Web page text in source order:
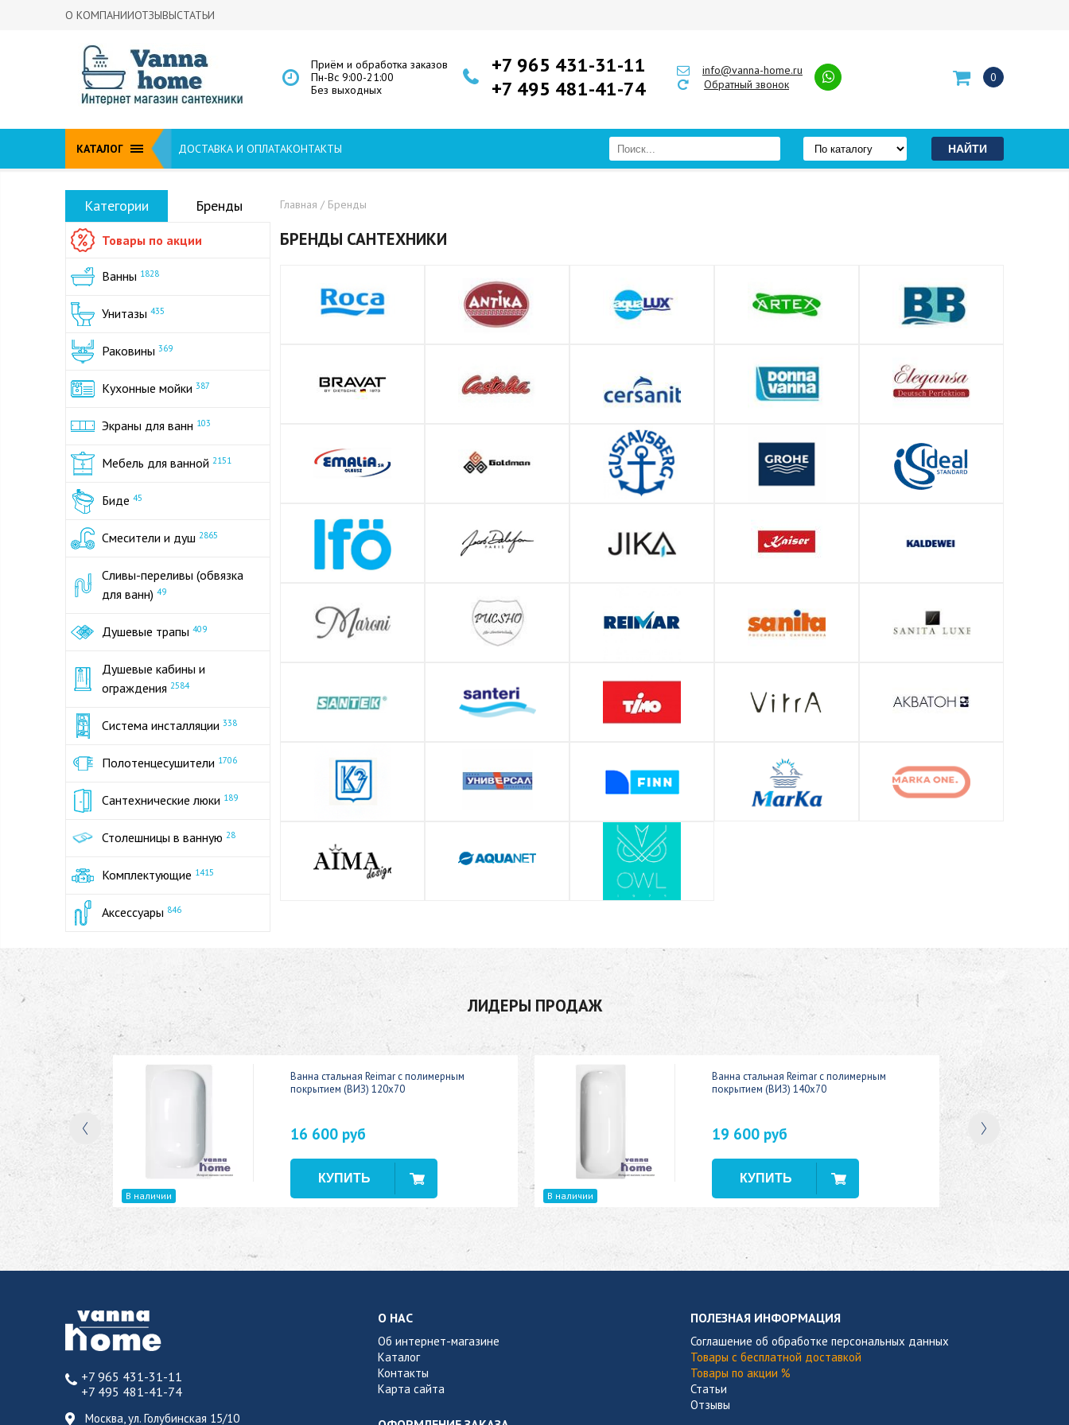
О КОМПАНИИОТЗЫВЫСТАТЬИ
Приём и обработка заказов
Пн-Вс 9:00-21:00
Без выходных
+7 965 431-31-11
+7 495 481-41-74
info@vanna-home.ru
Обратный звонок
0
КАТАЛОГ ДОСТАВКА И ОПЛАТАКОНТАКТЫ
Категории Бренды
Товары по акции
Ванны 1828
Унитазы 435
Раковины 369
Кухонные мойки 387
Экраны для ванн 103
Мебель для ванной 2151
Биде 45
Смесители и душ 2865
Сливы-переливы (обвязка
для ванн) 49
Душевые трапы 409
Душевые кабины и
ограждения 2584
Система инсталляции 338
Полотенцесушители 1706
Сантехнические люки 189
Столешницы в ванную 28
Комплектующие 1415
Аксессуары 846
Главная / Бренды
БРЕНДЫ САНТЕХНИКИ
ЛИДЕРЫ ПРОДАЖ
150x70
В наличии
Ванна стальная Reimar с полимерным
покрытием (ВИЗ) 120x70
16 600 руб
В наличии
Ванна стальная Reimar с полимерным
покрытием (ВИЗ) 140x70
19 600 руб
+7 965 431-31-11
+7 495 481-41-74
Москва, ул. Голубинская 15/10
О НАС
Об интернет-магазине
Каталог
Контакты
Карта сайта
ПОЛЕЗНАЯ ИНФОРМАЦИЯ
Соглашение об обработке персональных данных
Товары с бесплатной доставкой
Товары по акции %
Статьи
Отзывы